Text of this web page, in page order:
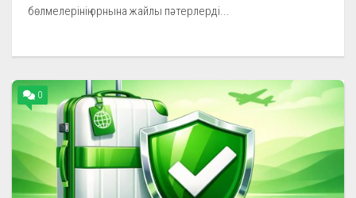
бөлмелерінің орнына жайлы пәтерлерді...
0